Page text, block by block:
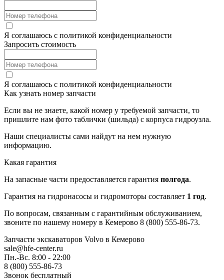
Я соглашаюсь с политикой конфиденциальности
Запросить стоимость
Я соглашаюсь с политикой конфиденциальности
Как узнать номер запчасти
Если вы не знаете, какой номер у требуемой запчасти, то
пришлите нам фото таблички (шильда) с корпуса гидроузла.
Наши специалисты сами найдут на нем нужную
информацию.
Какая гарантия
На запасные части предоставляется гарантия полгода.
Гарантия на гидронасосы и гидромоторы составляет 1 год.
По вопросам, связанным с гарантийным обслуживанием,
звоните по нашему номеру в Кемерово 8 (800) 555-86-73.
Запчасти экскаваторов Volvo в Кемерово
sale@hfe-center.ru
Пн.-Вс. 8:00 - 22:00
8 (800) 555-86-73
Звонок бесплатный